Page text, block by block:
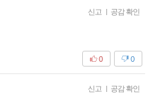
신고 | 공감 확인
0
0
신고 | 공감 확인